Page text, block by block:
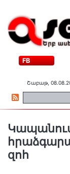
FB
Շաբաթ,
զոհ